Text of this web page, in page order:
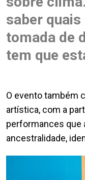
saber
tomada de
tem que
O evento também
artística, com a
performances que
ancestralidade,